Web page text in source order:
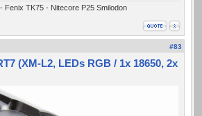
Fenix TK75 - Nitecore P25 Smilodon
#83
(XM-L2, LEDs RGB / 1x 18650, 2x